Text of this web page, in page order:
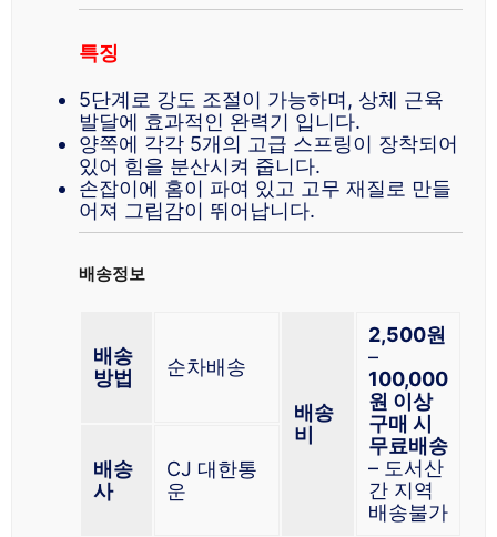
특징
5단계로 강도 조절이 가능하며, 상체 근육
발달에 효과적인 완력기 입니다.
양쪽에 각각 5개의 고급 스프링이 장착되어
있어 힘을 분산시켜 줍니다.
손잡이에 홈이 파여 있고 고무 재질로 만들
어져 그립감이 뛰어납니다.
배송정보
배송
방법
순차배송
배송
비
2,500원
–
100,000
원 이상
구매 시
무료배송
– 도서산
간 지역
배송불가
배송
사
CJ 대한통
운